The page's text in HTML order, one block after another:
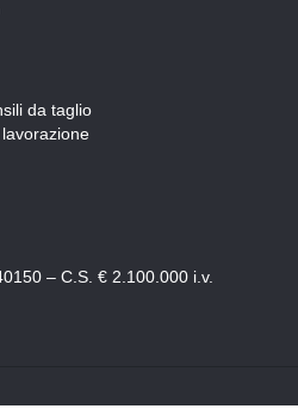
da taglio
– C.S. € 2.100.000 i.v.